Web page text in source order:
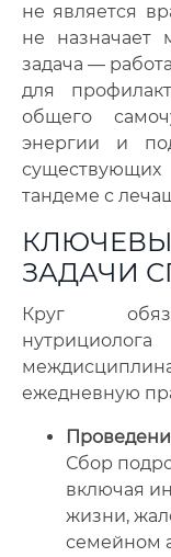
не является
не назначает
задача —
для
общего
энергии и
тандеме с
ЗАДАЧИ
Круг
ежедневную
Сбор
включая
жизни,
семейном